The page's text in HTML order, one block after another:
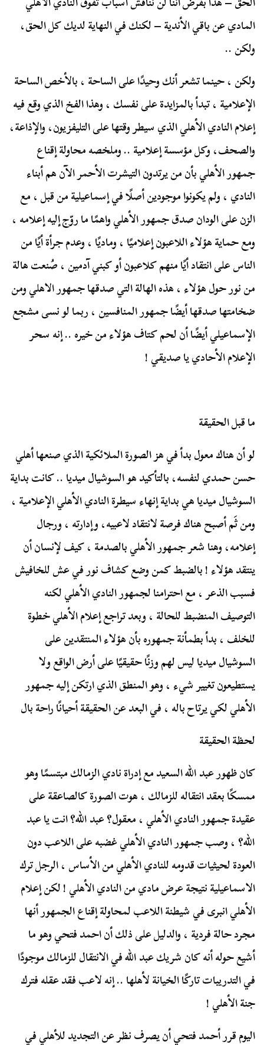
المادي عن باقي الأندية – لكنك في النهاية لديك كل الحق،
ولكن ..
ولكن ، حينما تشعر أنك وحيدًا على الساحة ، بالأخص الساحة
الإعلامية ، تبدأ بالمزايدة على نفسك ، وهذا الفخ الذي وقع فيه
إعلام النادي الأهلي الذي سيطر وقتها على التليفزيون، والإذاعة،
والصحف، وكل مؤسسة إعلامية .. وملخصه محاولة إقناع
جمهور الأهلي بأن من يرتدون التيشرت الأحمر الآن هم أبناء
النادي ، ولم يكونوا موجودين أصلًا في إسماعيلية من قبل ، مع
الزن على الودان صدق جمهور الأهلي واهمًا ما روّج إليه إعلامه ،
ومع حماية هؤلاء اللاعبون إعلاميًا ، وماديًا ، وعدم جرأة أيًا من
الناس على انتقاد أيًا منهم كلاعبون أو كبني آدمين ، صُنعت هالة
من نور حول هؤلاء ، هذه الهالة التي صدقها جمهور الاهلي ومن
ضخامتها صدقها أيضًا جمهور المنافسين ، ربما لو نسى مشجع
الإسماعيلي أيضًا أن لحم كتاف هؤلاء من خيره .. إنه سحر
الإعلام الأحادي يا صديقي !
ما قبل الحقيقة
لو أن هناك معول بدأ في هز الصورة الملائكية الذي صنعها أهلي
حسن حمدي لنفسه، بالتأكيد هو السوشيال ميديا .. كانت بداية
السوشيال ميديا هي بداية إنهاء سيطرة النادي الأهلي الإعلامية ،
ومن ثَم أصبح هناك فرصة لانتقاد لاعبيه، وإدارته ، ورجال
إعلامه، وهنا شعر جمهور الأهلي بالصدمة ، كيف لإنسان أن
ينتقد هؤلاء ! بالضبط كمن وضع كشاف نور في عش للخافيش
فسبب الذعر ، مع احترامنا لجمهور النادي الأهلي لكنه
التوصيف المنضبط للحالة ، وبعد تراجع إعلام الأهلي خطوة
للخلف ، بدأ بطمأنة جمهوره بأن هؤلاء المنتقدين على
السوشيال ميديا ليس لهم وزنًا حقيقيًا على أرض الواقع ولا
يستطيعون تغيير شيء ، وهو المنطق الذي ارتكن إليه جمهور
الأهلي لكي يرتاح باله ، في البعد عن الحقيقة أحيانًا راحة بال
لحظة الحقيقة
كان ظهور عبد الله السعيد مع إدراة نادي الزمالك مبتسمًا وهو
ممسكًا بعقد انتقاله للزمالك ، هوت الصورة كالصاعقة على
عقيدة جمهور النادي الأهلي ، معقول؟ عبد الله؟ انت يا عبد
الله؟ ، وصب جمهور النادي الأهلي غضبه على اللاعب دون
العودة لحيثيات قدومه للنادي الأهلي من الأساس ، الرجل ترك
الاسماعيلية نتيجة عرض مادي من النادي الأهلي ! لكن إعلام
الأهلي انبرى في شيطنة اللاعب لمحاولة إقناع الجمهور أنها
مجرد حالة فردية ، والدليل على ذلك أن احمد فتحي وهو ما
أشيع حوله أنه كان شريك عبد الله في الانتقال للزمالك موجودًا
في التدريبات تاركًا الخيانة لأهلها .. إنه لاعب فقد عقله فترك
جنة الأهلي !
اليوم قرر أحمد فتحي أن يصرف نظر عن التجديد للأهلي في